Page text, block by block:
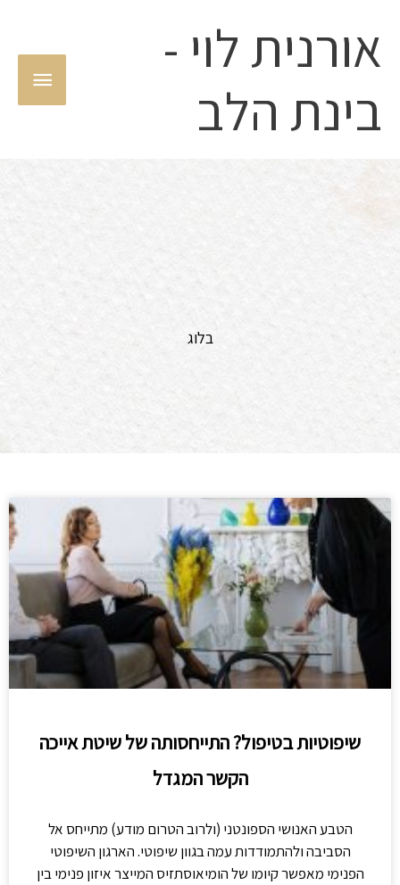
לתוכןאורנית לוי -
בינת הלב
ראשי
בלוג
שיפוטיות בטיפול? התייחסותה של שיטת אייכה
הקשר המגדל
הטבע האנושי הספונטני (ולרוב הטרום מודע) מתייחס אל
הסביבה ולהתמודדות עמה בגוון שיפוטי. הארגון השיפוטי
הפנימי מאפשר קיומו של הומיאוסתזיס המייצר איזון פנימי בין